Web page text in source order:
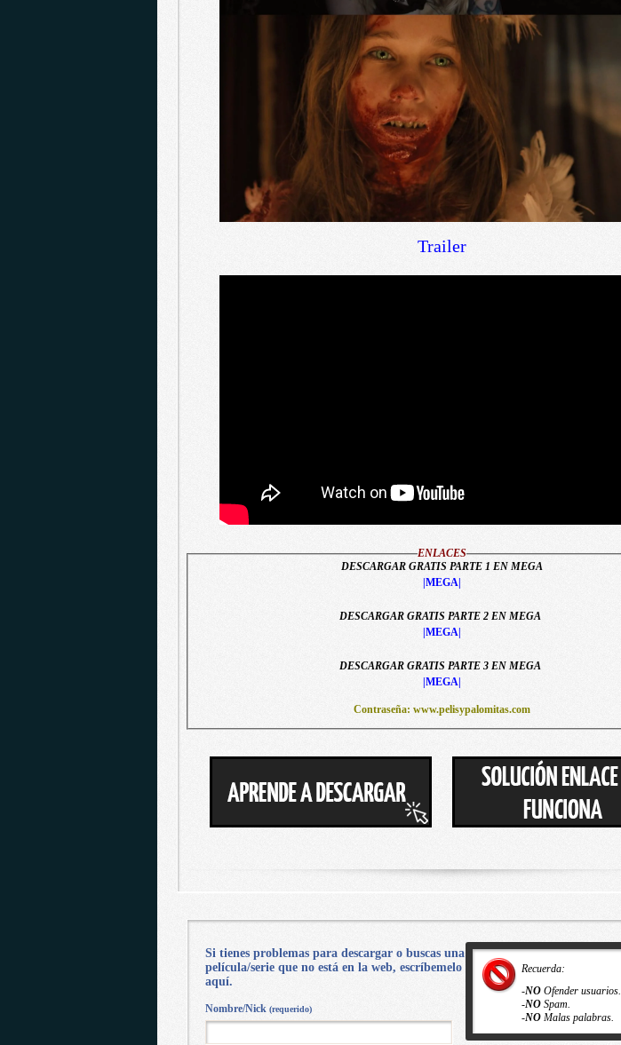
Trailer
ENLACES
DESCARGAR GRATIS PARTE 1 EN MEGA
|MEGA|
DESCARGAR GRATIS PARTE 2 EN MEGA
|MEGA|
DESCARGAR GRATIS PARTE 3 EN MEGA
|MEGA|
Contraseña: www.pelisypalomitas.com
Recuerda:
-NO Ofender usuarios.
-NO Spam.
-NO Malas palabras.
Si tienes problemas para descargar o buscas una
película/serie que no está en la web, escríbemelo
aquí.
Nombre/Nick (requerido)